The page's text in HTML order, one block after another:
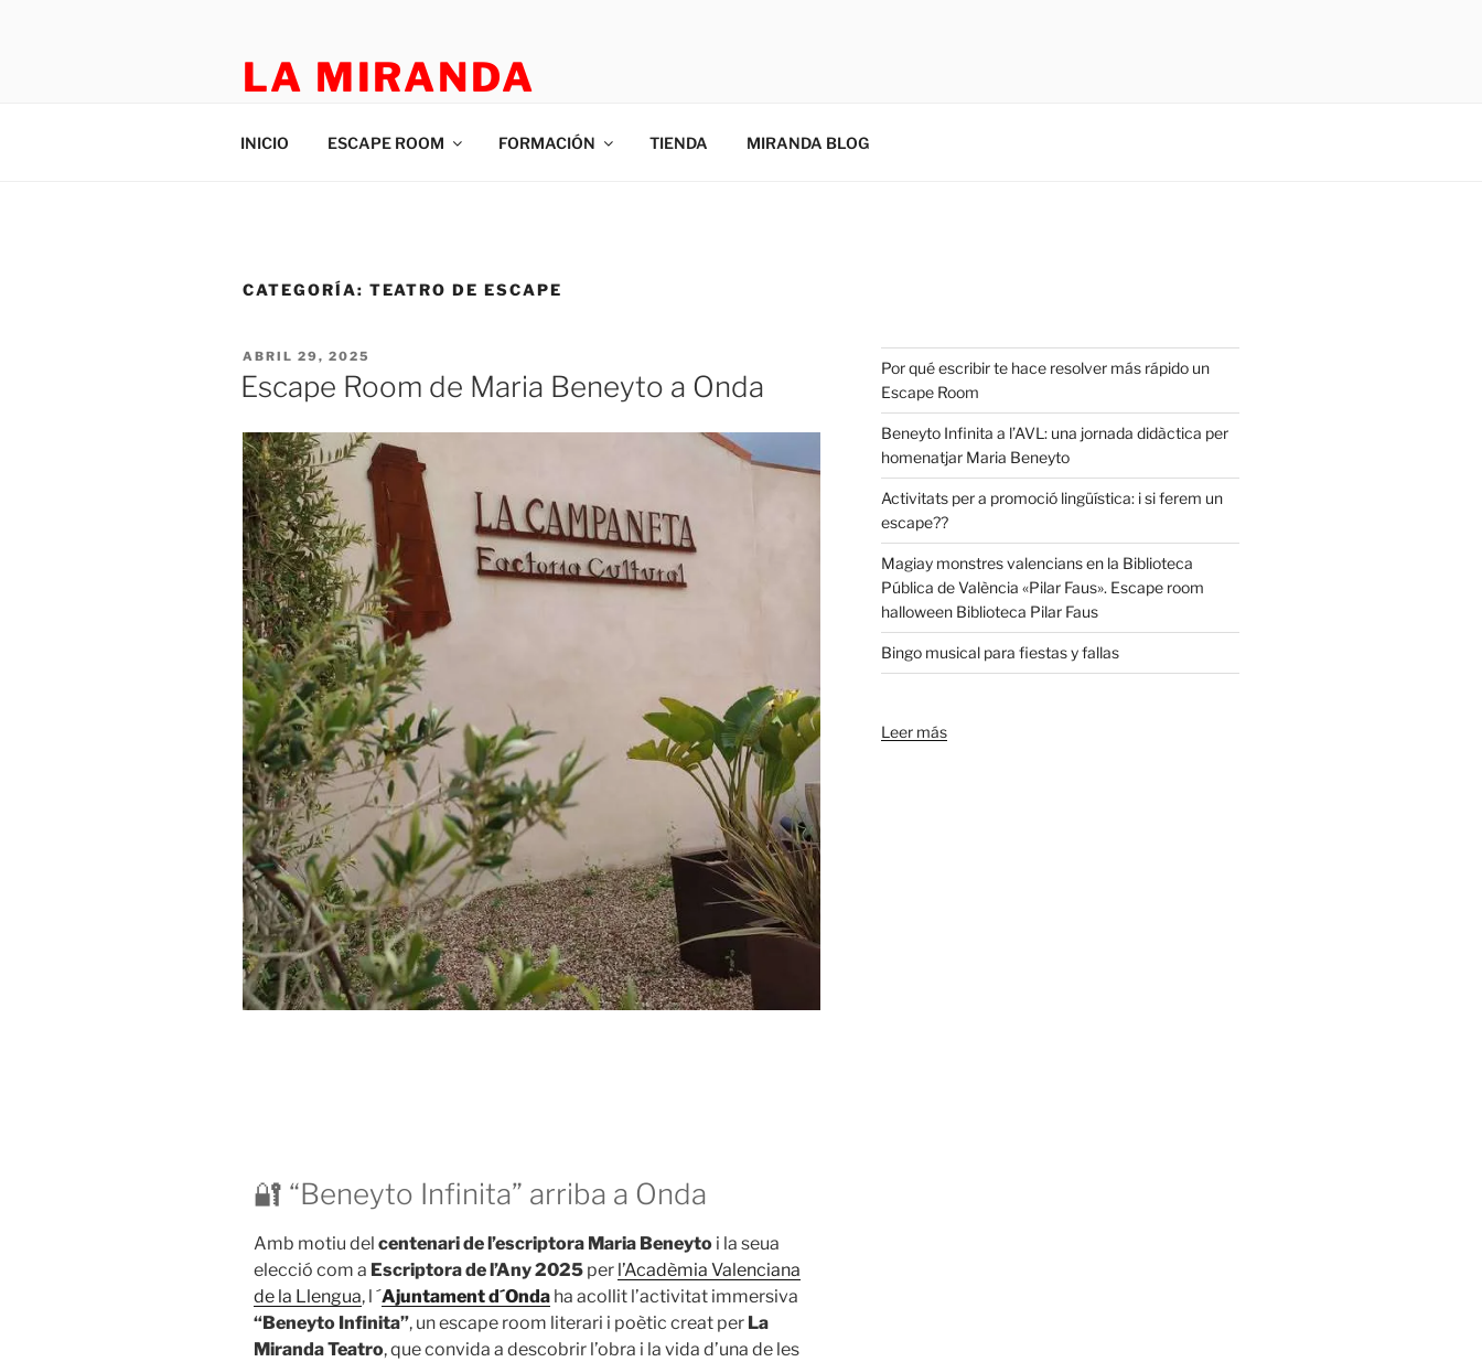
LA MIRANDA
INICIO ESCAPE ROOM FORMACIÓN TIENDA MIRANDA BLOG
CATEGORÍA: TEATRO DE ESCAPE
ABRIL 29, 2025
Escape Room de Maria Beneyto a Onda
🔐 “Beneyto Infinita” arriba a Onda
Amb motiu del centenari de l’escriptora Maria Beneyto i la seua
elecció com a Escriptora de l’Any 2025 per l’Acadèmia Valenciana
de la Llengua, l ´Ajuntament d´Onda ha acollit l’activitat immersiva
“Beneyto Infinita”, un escape room literari i poètic creat per La
Miranda Teatro, que convida a descobrir l’obra i la vida d’una de les
Por qué escribir te hace resolver más rápido un
Escape Room
Beneyto Infinita a l’AVL: una jornada didàctica per
homenatjar Maria Beneyto
Activitats per a promoció lingüística: i si ferem un
escape??
Magiay monstres valencians en la Biblioteca
Pública de València «Pilar Faus». Escape room
halloween Biblioteca Pilar Faus
Bingo musical para fiestas y fallas
Leer más